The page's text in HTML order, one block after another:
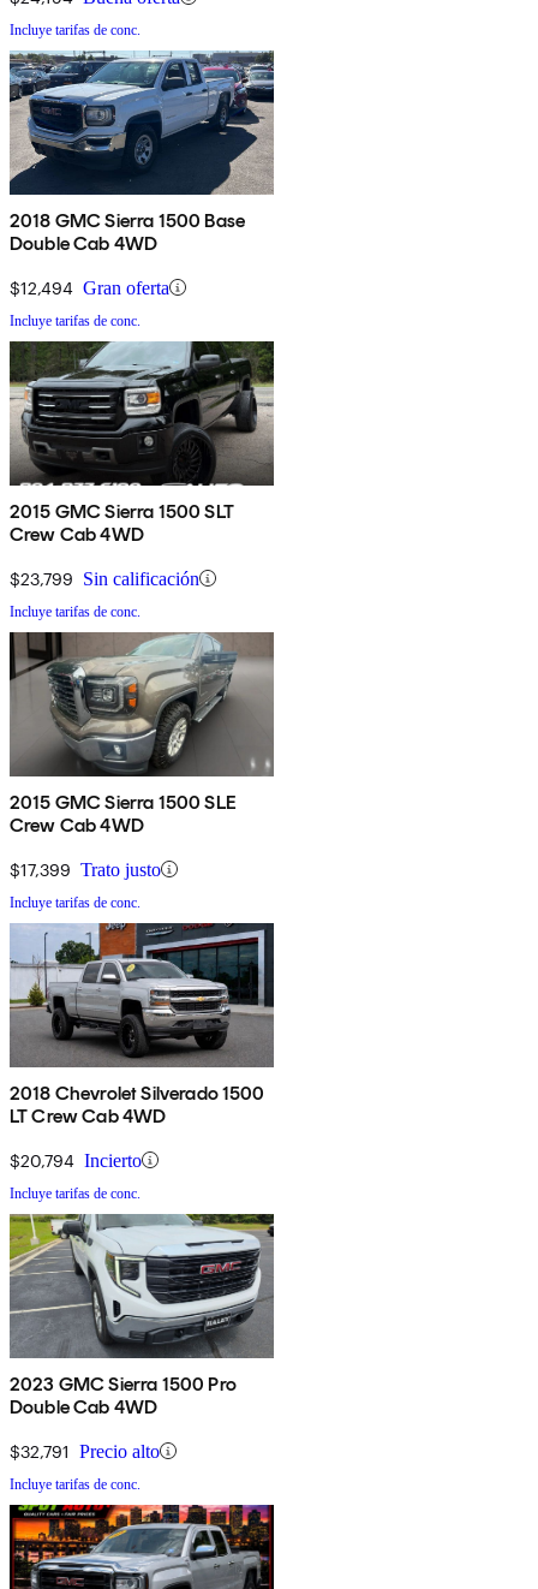
Incluye tarifas de conc.
2018 GMC Sierra 1500 Base
Double Cab 4WD
$12,494 Gran oferta
Incluye tarifas de conc.
2015 GMC Sierra 1500 SLT
Crew Cab 4WD
$23,799 Sin calificación
Incluye tarifas de conc.
2015 GMC Sierra 1500 SLE
Crew Cab 4WD
$17,399 Trato justo
Incluye tarifas de conc.
2018 Chevrolet Silverado 1500
LT Crew Cab 4WD
$20,794 Incierto
Incluye tarifas de conc.
2023 GMC Sierra 1500 Pro
Double Cab 4WD
$32,791 Precio alto
Incluye tarifas de conc.